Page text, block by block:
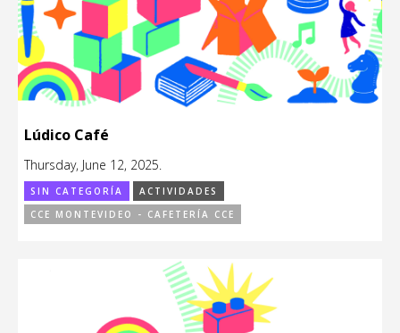
Lúdico Café
Thursday, June 12, 2025.
SIN CATEGORÍA
ACTIVIDADES
CCE MONTEVIDEO - CAFETERÍA CCE